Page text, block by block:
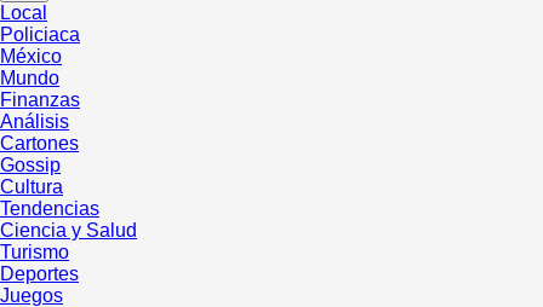
Local
Policiaca
México
Mundo
Finanzas
Análisis
Cartones
Gossip
Cultura
Tendencias
Ciencia y Salud
Turismo
Deportes
Juegos